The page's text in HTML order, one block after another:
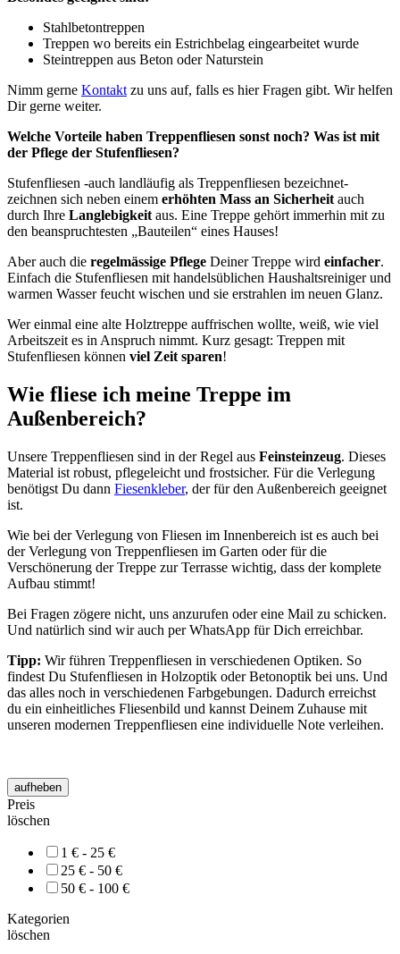
Stahlbetontreppen
Treppen wo bereits ein Estrichbelag eingearbeitet wurde
Steintreppen aus Beton oder Naturstein
Nimm gerne Kontakt zu uns auf, falls es hier Fragen gibt. Wir helfen
Dir gerne weiter.
Welche Vorteile haben Treppenfliesen sonst noch? Was ist mit
der Pflege der Stufenfliesen?
Stufenfliesen -auch landläufig als Treppenfliesen bezeichnet-
zeichnen sich neben einem erhöhten Mass an Sicherheit auch
durch Ihre Langlebigkeit aus. Eine Treppe gehört immerhin mit zu
den beanspruchtesten „Bauteilen“ eines Hauses!
Aber auch die regelmässige Pflege Deiner Treppe wird einfacher.
Einfach die Stufenfliesen mit handelsüblichen Haushaltsreiniger und
warmen Wasser feucht wischen und sie erstrahlen im neuen Glanz.
Wer einmal eine alte Holztreppe auffrischen wollte, weiß, wie viel
Arbeitszeit es in Anspruch nimmt. Kurz gesagt: Treppen mit
Stufenfliesen können viel Zeit sparen!
Wie fliese ich meine Treppe im
Außenbereich?
Unsere Treppenfliesen sind in der Regel aus Feinsteinzeug. Dieses
Material ist robust, pflegeleicht und frostsicher. Für die Verlegung
benötigst Du dann Fiesenkleber, der für den Außenbereich geeignet
ist.
Wie bei der Verlegung von Fliesen im Innenbereich ist es auch bei
der Verlegung von Treppenfliesen im Garten oder für die
Verschönerung der Treppe zur Terrasse wichtig, dass der komplete
Aufbau stimmt!
Bei Fragen zögere nicht, uns anzurufen oder eine Mail zu schicken.
Und natürlich sind wir auch per WhatsApp für Dich erreichbar.
Tipp: Wir führen Treppenfliesen in verschiedenen Optiken. So
findest Du Stufenfliesen in Holzoptik oder Betonoptik bei uns. Und
das alles noch in verschiedenen Farbgebungen. Dadurch erreichst
du ein einheitliches Fliesenbild und kannst Deinem Zuhause mit
unseren modernen Treppenfliesen eine individuelle Note verleihen.
aufheben
Preis
löschen
1 € - 25 €
25 € - 50 €
50 € - 100 €
Kategorien
löschen